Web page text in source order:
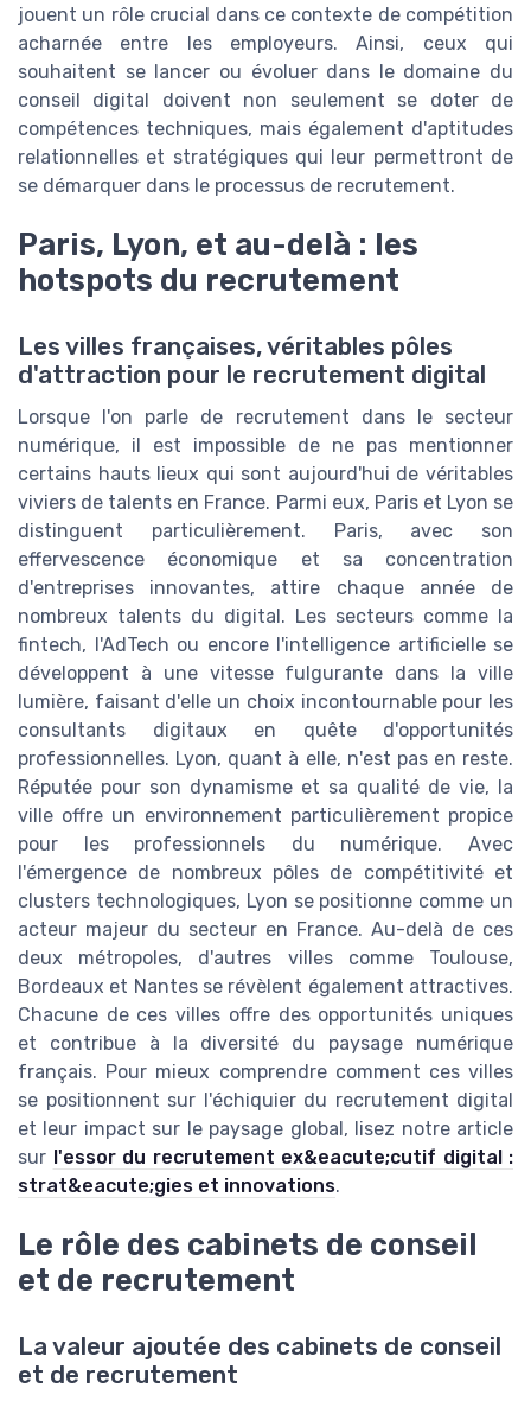
jouent un rôle crucial dans ce contexte de compétition
acharnée entre les employeurs. Ainsi, ceux qui
souhaitent se lancer ou évoluer dans le domaine du
conseil digital doivent non seulement se doter de
compétences techniques, mais également d'aptitudes
relationnelles et stratégiques qui leur permettront de
se démarquer dans le processus de recrutement.
Paris, Lyon, et au-delà : les
hotspots du recrutement
Les villes françaises, véritables pôles
d'attraction pour le recrutement digital
Lorsque l'on parle de recrutement dans le secteur
numérique, il est impossible de ne pas mentionner
certains hauts lieux qui sont aujourd'hui de véritables
viviers de talents en France. Parmi eux, Paris et Lyon se
distinguent particulièrement. Paris, avec son
effervescence économique et sa concentration
d'entreprises innovantes, attire chaque année de
nombreux talents du digital. Les secteurs comme la
fintech, l'AdTech ou encore l'intelligence artificielle se
développent à une vitesse fulgurante dans la ville
lumière, faisant d'elle un choix incontournable pour les
consultants digitaux en quête d'opportunités
professionnelles. Lyon, quant à elle, n'est pas en reste.
Réputée pour son dynamisme et sa qualité de vie, la
ville offre un environnement particulièrement propice
pour les professionnels du numérique. Avec
l'émergence de nombreux pôles de compétitivité et
clusters technologiques, Lyon se positionne comme un
acteur majeur du secteur en France. Au-delà de ces
deux métropoles, d'autres villes comme Toulouse,
Bordeaux et Nantes se révèlent également attractives.
Chacune de ces villes offre des opportunités uniques
et contribue à la diversité du paysage numérique
français. Pour mieux comprendre comment ces villes
se positionnent sur l'échiquier du recrutement digital
et leur impact sur le paysage global, lisez notre article
sur l'essor du recrutement ex&eacute;cutif digital :
strat&eacute;gies et innovations.
Le rôle des cabinets de conseil
et de recrutement
La valeur ajoutée des cabinets de conseil
et de recrutement